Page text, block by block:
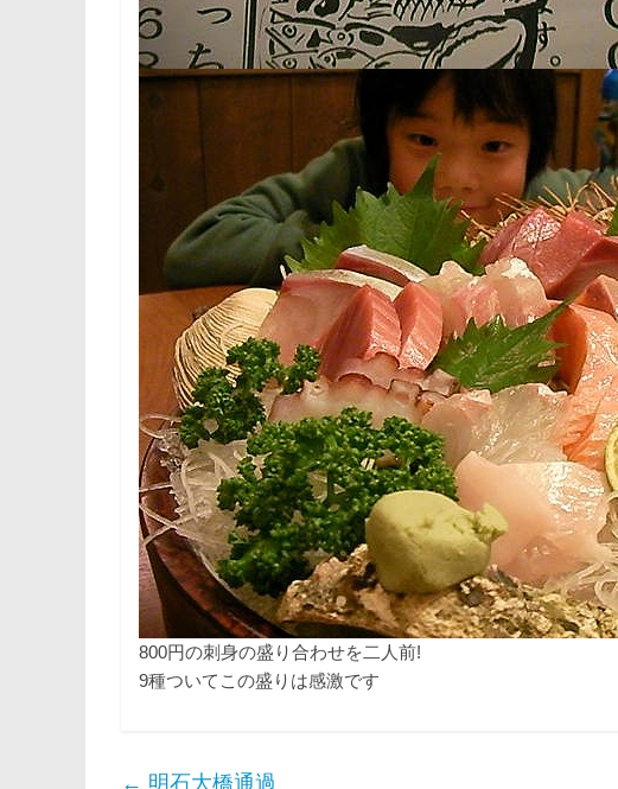
800円の刺身の盛り合わせを二人前!
9種ついてこの盛りは感激です
← 明石大橋通過